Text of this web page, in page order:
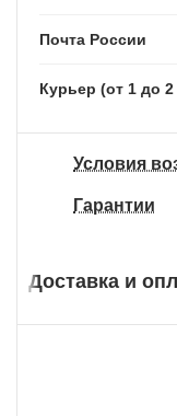
Почта России
Курьер (от 1 до 2
Условия
Гарантии
Доставка и